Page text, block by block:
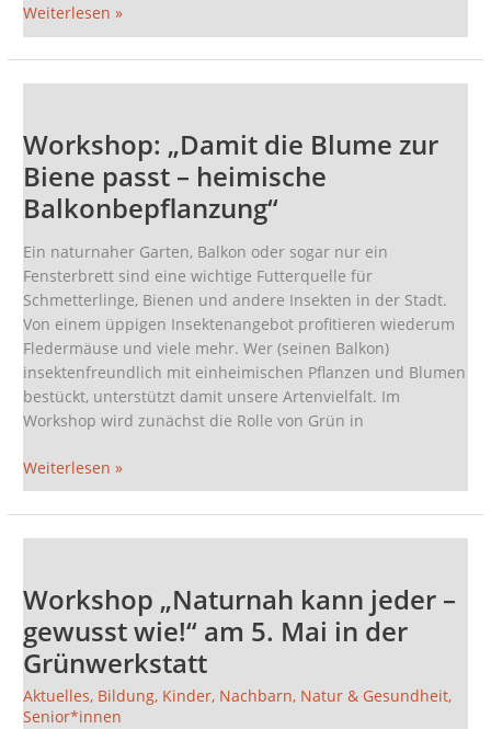
Weiterlesen »
Workshop: „Damit die Blume zur
Biene passt – heimische
Balkonbepflanzung“
Ein naturnaher Garten, Balkon oder sogar nur ein
Fensterbrett sind eine wichtige Futterquelle für
Schmetterlinge, Bienen und andere Insekten in der Stadt.
Von einem üppigen Insektenangebot profitieren wiederum
Fledermäuse und viele mehr. Wer (seinen Balkon)
insektenfreundlich mit einheimischen Pflanzen und Blumen
bestückt, unterstützt damit unsere Artenvielfalt. Im
Workshop wird zunächst die Rolle von Grün in
die
Blume
zur
Biene
–
heimische
Balkonbepflanzung“
Weiterlesen »
Workshop „Naturnah kann jeder –
gewusst wie!“ am 5. Mai in der
Grünwerkstatt
Aktuelles, Bildung, Kinder, Nachbarn, Natur & Gesundheit,
Senior*innen
kann
–
gewusst
wie!“
am